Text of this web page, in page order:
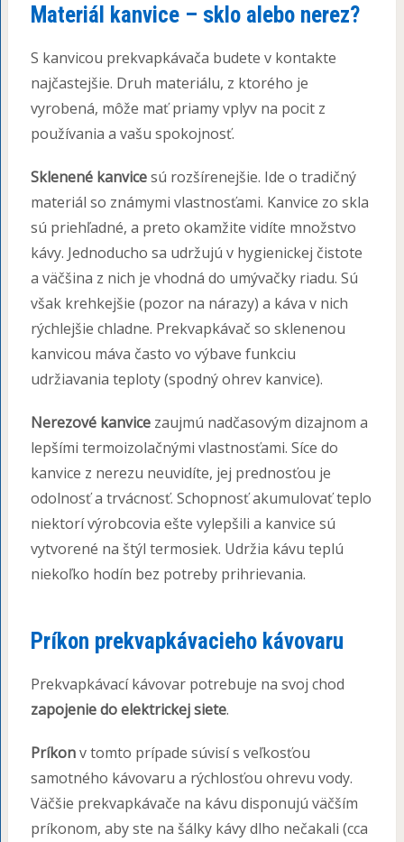
Materiál kanvice – sklo alebo nerez?
S kanvicou prekvapkávača budete v kontakte
najčastejšie. Druh materiálu, z ktorého je
vyrobená, môže mať priamy vplyv na pocit z
používania a vašu spokojnosť.
Sklenené kanvicesú rozšírenejšie. Ide o tradičný
materiál so známymi vlastnosťami. Kanvice zo skla
sú priehľadné, a preto okamžite vidíte množstvo
kávy. Jednoducho sa udržujú v hygienickej čistote
a väčšina z nich je vhodná do umývačky riadu. Sú
však krehkejšie (pozor na nárazy) a káva v nich
rýchlejšie chladne. Prekvapkávač so sklenenou
kanvicou máva často vo výbave funkciu
udržiavania teploty (spodný ohrev kanvice).
Nerezové kanvicezaujmú nadčasovým dizajnom a
lepšími termoizolačnými vlastnosťami. Síce do
kanvice z nerezu neuvidíte, jej prednosťou je
odolnosť a trvácnosť. Schopnosť akumulovať teplo
niektorí výrobcovia ešte vylepšili a kanvice sú
vytvorené na štýl termosiek. Udržia kávu teplú
niekoľko hodín bez potreby prihrievania.
Príkon prekvapkávacieho kávovaru
Prekvapkávací kávovar potrebuje na svoj chod
zapojenie do elektrickej siete.
Príkonv tomto prípade súvisí s veľkosťou
samotného kávovaru a rýchlosťou ohrevu vody.
Väčšie prekvapkávače na kávu disponujú väčším
príkonom, aby ste na šálky kávy dlho nečakali (cca